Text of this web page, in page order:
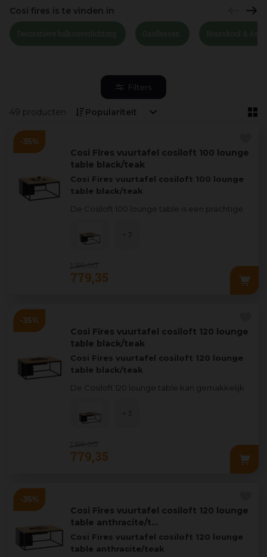
Cosi fires is te vinden in
Filters
49 producten
Cosi Fires vuurtafel cosiloft 100 lounge
table black/teak
Cosi Fires vuurtafel cosiloft 100 lounge
table black/teak
De Cosiloft 100 lounge table is een prachtige
...
1.199 ,00
779,35
+ 3
Cosi Fires vuurtafel cosiloft 120 lounge
table black/teak
Cosi Fires vuurtafel cosiloft 120 lounge
table black/teak
De Cosiloft 120 lounge table kan gemakkelijk
lounge s
1.199 ,00
779,35
+ 3
Cosi Fires vuurtafel cosiloft 120 lounge
table anthracite/t…
Cosi Fires vuurtafel cosiloft 120 lounge
table anthracite/teak